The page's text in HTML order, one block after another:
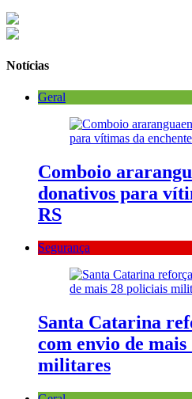
Notícias
Geral
Comboio
donativos para
RS
Segurança
Santa Catarina
com envio de
militares